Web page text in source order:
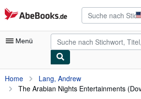
Zum Hauptinhalt
AbeBooks.de
Menü
Nutzerkonto
Meine Bestellungen
Home
Lang, Andrew
The Arabian Nights Entertainments